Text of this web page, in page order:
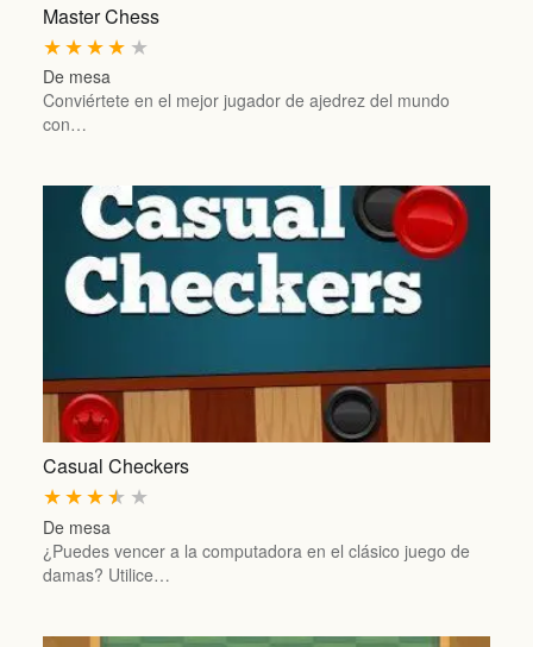
Master Chess
★
★
★
★
★
De mesa
Conviértete en el mejor jugador de ajedrez del mundo
con…
Casual Checkers
★
★
★
★
★
De mesa
¿Puedes vencer a la computadora en el clásico juego de
damas? Utilice…